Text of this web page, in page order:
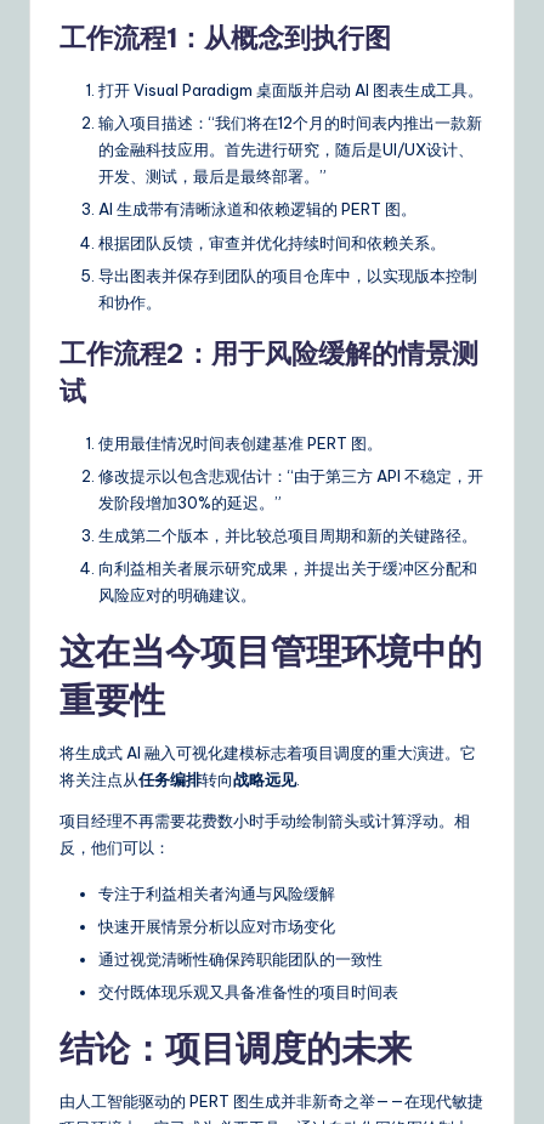
工作流程1：从概念到执行图
打开 Visual Paradigm 桌面版并启动 AI 图表生成工具。
输入项目描述：“我们将在12个月的时间表内推出一款新
的金融科技应用。首先进行研究，随后是UI/UX设计、
开发、测试，最后是最终部署。”
AI 生成带有清晰泳道和依赖逻辑的 PERT 图。
根据团队反馈，审查并优化持续时间和依赖关系。
导出图表并保存到团队的项目仓库中，以实现版本控制
和协作。
工作流程2：用于风险缓解的情景测
试
使用最佳情况时间表创建基准 PERT 图。
修改提示以包含悲观估计：“由于第三方 API 不稳定，开
发阶段增加30%的延迟。”
生成第二个版本，并比较总项目周期和新的关键路径。
向利益相关者展示研究成果，并提出关于缓冲区分配和
风险应对的明确建议。
这在当今项目管理环境中的
重要性
将生成式 AI 融入可视化建模标志着项目调度的重大演进。它
将关注点从任务编排转向战略远见.
项目经理不再需要花费数小时手动绘制箭头或计算浮动。相
反，他们可以：
专注于利益相关者沟通与风险缓解
快速开展情景分析以应对市场变化
通过视觉清晰性确保跨职能团队的一致性
交付既体现乐观又具备准备性的项目时间表
结论：项目调度的未来
由人工智能驱动的 PERT 图生成并非新奇之举——在现代敏捷